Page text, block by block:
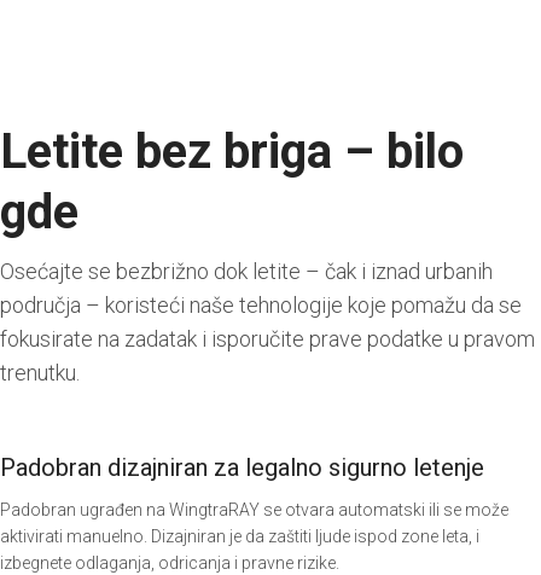
Letite bez briga – bilo
gde
Osećajte se bezbrižno dok letite – čak i iznad urbanih
područja – koristeći naše tehnologije koje pomažu da se
fokusirate na zadatak i isporučite prave podatke u pravom
trenutku.
Padobran dizajniran za legalno sigurno letenje
Padobran ugrađen na WingtraRAY se otvara automatski ili se može
aktivirati manuelno. Dizajniran je da zaštiti ljude ispod zone leta, i
izbegnete odlaganja, odricanja i pravne rizike.